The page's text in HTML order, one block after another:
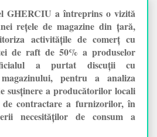
GHERCIU a întreprins o vizită
rețele de magazine din țară,
activitățile de comerț cu
de raft de 50% a produselor
a purtat discuții cu
pentru a analiza
susținere a producătorilor locali
de contractare a furnizorilor, în
necesităților de consum a